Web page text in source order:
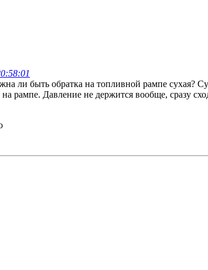
ли быть обратка на топливной рампе сухая?
рампе. Давление не держится вообще, сразу